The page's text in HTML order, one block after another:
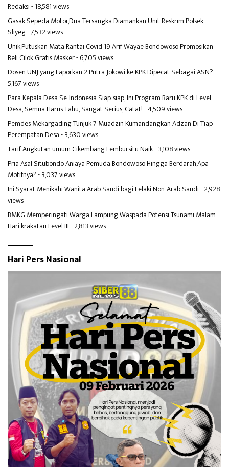
Redaksi- 18,581 views
Gasak Sepeda Motor,Dua Tersangka Diamankan Unit Reskrim Polsek
Sliyeg- 7,532 views
Unik,Putuskan Mata Rantai Covid 19 Arif Wayae Bondowoso Promosikan
Beli Cilok Gratis Masker- 6,705 views
Dosen UNJ yang Laporkan 2 Putra Jokowi ke KPK Dipecat Sebagai ASN?-
5,167 views
Para Kepala Desa Se-Indonesia Siap-siap, Ini Program Baru KPK di Level
Desa, Semua Harus Tahu, Sangat Serius, Catat!- 4,509 views
Pemdes Mekargading Tunjuk 7 Muadzin Kumandangkan Adzan Di Tiap
Perempatan Desa- 3,630 views
Tarif Angkutan umum Cikembang Lembursitu Naik- 3,108 views
Pria Asal Situbondo Aniaya Pemuda Bondowoso Hingga Berdarah,Apa
Motifnya?- 3,037 views
Ini Syarat Menikahi Wanita Arab Saudi bagi Lelaki Non-Arab Saudi- 2,928
views
BMKG Memperingati Warga Lampung Waspada Potensi Tsunami Malam
Hari krakatau Level III- 2,813 views
Hari Pers Nasional